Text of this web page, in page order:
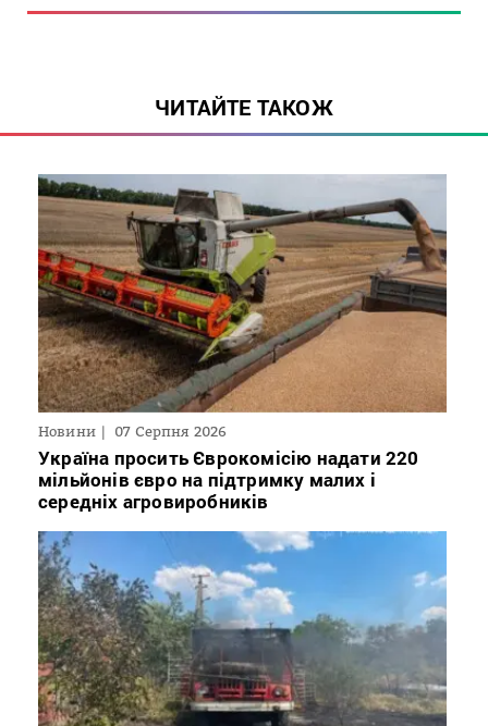
ЧИТАЙТЕ ТАКОЖ
Новини 07 Серпня 2026
Україна просить Єврокомісію надати 220
мільйонів євро на підтримку малих і
середніх агровиробників